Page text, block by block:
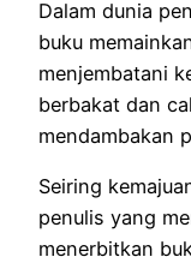
Dalam dunia
buku
menjembatani
berbakat dan
mendambakan
Seiring
penulis yang
menerbitkan